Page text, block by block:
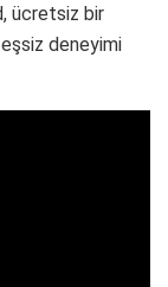
ücretsiz bir
deneyimi